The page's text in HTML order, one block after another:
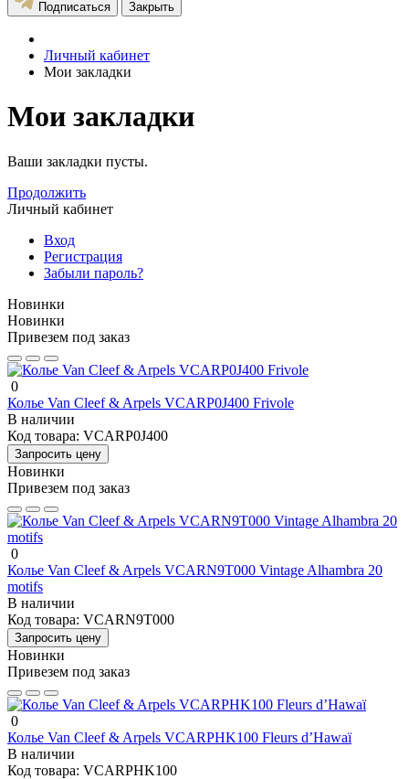
Подписаться Закрыть
Личный кабинет
Мои закладки
Мои закладки
Ваши закладки пусты.
Продолжить
Личный кабинет
Вход
Регистрация
Забыли пароль?
Новинки
Новинки
Привезем под заказ
0
Колье Van Cleef & Arpels VCARP0J400 Frivole
В наличии
Код товара: VCARP0J400
Запросить цену
Новинки
Привезем под заказ
0
Колье Van Cleef & Arpels VCARN9T000 Vintage Alhambra 20
motifs
В наличии
Код товара: VCARN9T000
Запросить цену
Новинки
Привезем под заказ
0
Колье Van Cleef & Arpels VCARPHK100 Fleurs d’Hawaï
В наличии
Код товара: VCARPHK100